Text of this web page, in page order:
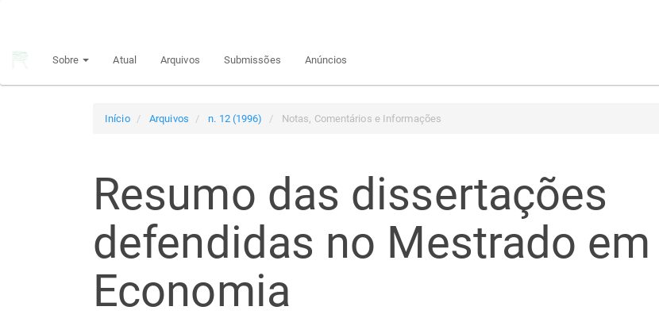
principal
Sobre Atual Arquivos Submissões Anúncios
Início Arquivos n. 12 (1996) Notas, Comentários e Informações
Resumo das dissertações
defendidas no Mestrado em
Economia